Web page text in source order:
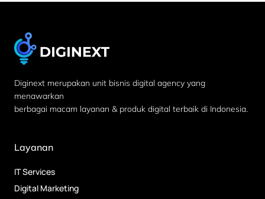
Diginext merupakan unit bisnis digital agency yang
menawarkan
berbagai macam layanan & produk digital terbaik di Indonesia.
Layanan
IT Services
Digital Marketing